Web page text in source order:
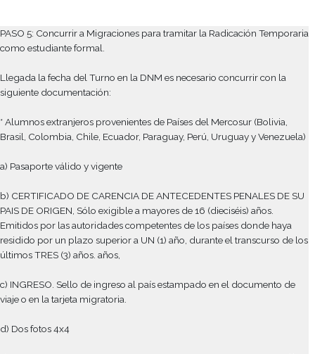
se solicita el número de trámite que se encuentra en ese
De no regularizar su situación migratoria, el alumno no estará
condiciones de rendir los exámenes finales pues se considera
incompleta la documentación que conforma su legajo
Les sugerimos realizar estos trámites a la brevedad ya que
el alumno no presenta su residencia, NO podrá rendir
las materias cursadas durante el cuatrimestre.
PASO 4: Sólo para alumnos Extranjeros provenientes de
Mercosur que no requieran Visa (Ej: México, EEUU, Israel, etc.)
DNM, tienen que solicitar en el Depto. de Alumnos del
Constancia Electrónica de Inscripción. Esta constancia se
la presente en el trámite de su residencia.